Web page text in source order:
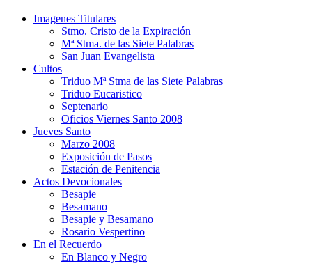
Imagenes Titulares
Stmo. Cristo de la Expiración
Mª Stma. de las Siete Palabras
San Juan Evangelista
Cultos
Triduo Mª Stma de las Siete Palabras
Triduo Eucaristico
Septenario
Oficios Viernes Santo 2008
Jueves Santo
Marzo 2008
Exposición de Pasos
Estación de Penitencia
Actos Devocionales
Besapie
Besamano
Besapie y Besamano
Rosario Vespertino
En el Recuerdo
En Blanco y Negro